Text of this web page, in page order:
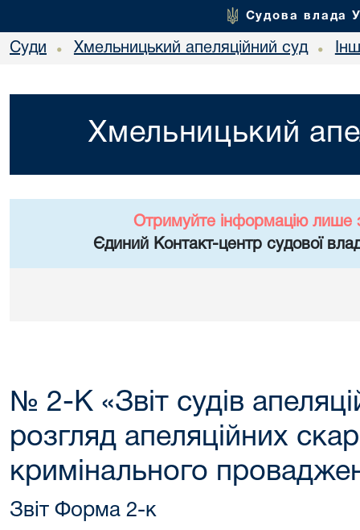
Судова влада
Суди • Хмельницький апеляційний суд •
Хмельницький
Отримуйте інформацію лише
Єдиний Контакт-центр судової
№ 2-К «Звіт судів
розгляд апеляційних
кримінального
Звіт Форма 2-к